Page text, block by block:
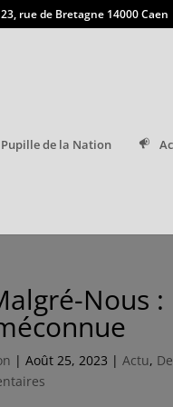
23, rue de Bretagne 14000 Caen
Pupille de la Nation
Nous
|Août 25, 2023 |Actu,